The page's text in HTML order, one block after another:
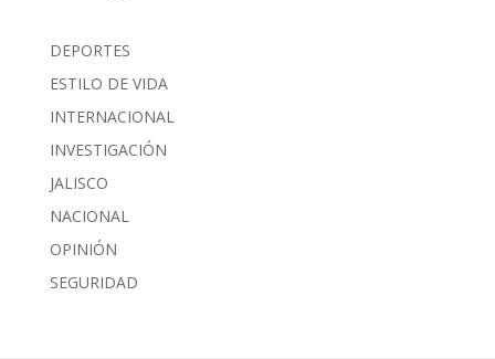
DEPORTES
ESTILO DE VIDA
INTERNACIONAL
INVESTIGACIÓN
JALISCO
NACIONAL
OPINIÓN
SEGURIDAD